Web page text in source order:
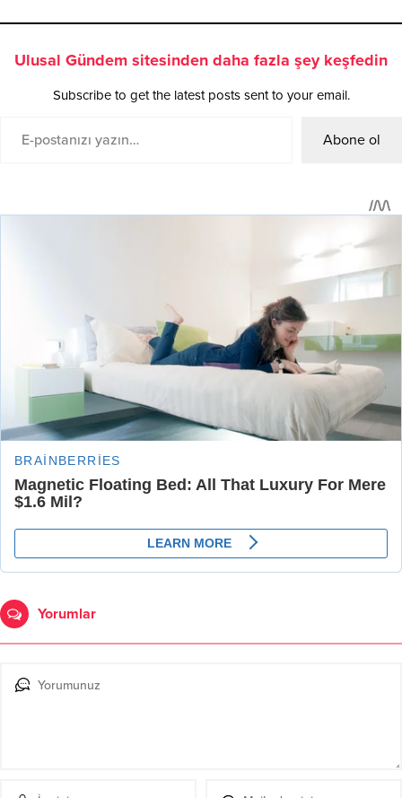
Ulusal Gündem sitesinden daha fazla şey keşfedin
Subscribe to get the latest posts sent to your email.
Abone ol
Yorumlar